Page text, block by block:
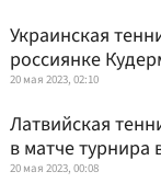
Украинская
россиянке
20 мая 2023, 02:10
Латвийская
в матче турнира
20 мая 2023, 00:08